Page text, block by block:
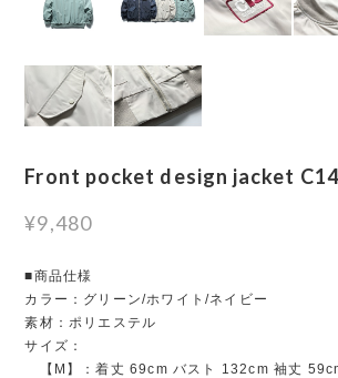
Front pocket design jacket
¥9,480
■商品仕様
カラー：グリーン/ホワイト/ネイビー
素材：ポリエステル
サイズ：
【M】：着丈 69cm バスト 132cm 袖丈